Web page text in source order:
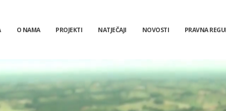
O NAMA PROJEKTI NATJEČAJI NOVOSTI PRAVNA